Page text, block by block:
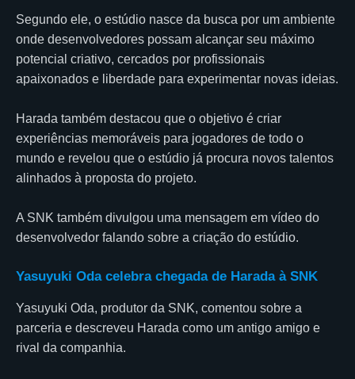
Segundo ele, o estúdio nasce da busca por um ambiente
onde desenvolvedores possam alcançar seu máximo
potencial criativo, cercados por profissionais
apaixonados e liberdade para experimentar novas ideias.
Harada também destacou que o objetivo é criar
experiências memoráveis para jogadores de todo o
mundo e revelou que o estúdio já procura novos talentos
alinhados à proposta do projeto.
A SNK também divulgou uma mensagem em vídeo do
desenvolvedor falando sobre a criação do estúdio.
Yasuyuki Oda celebra chegada de Harada à SNK
Yasuyuki Oda, produtor da SNK, comentou sobre a
parceria e descreveu Harada como um antigo amigo e
rival da companhia.